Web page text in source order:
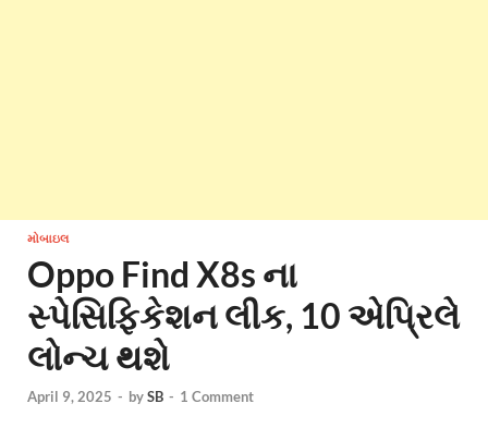
મોબાઇલ
Oppo Find X8s ના
સ્પેસિફિકેશન લીક, 10 એપ્રિલે
લોન્ચ થશે
April 9, 2025 - bySB - 1 Comment